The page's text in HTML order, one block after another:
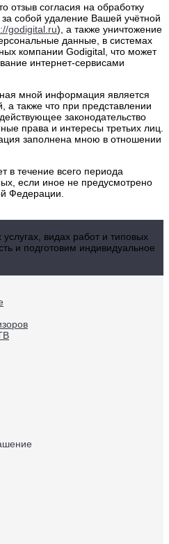
согласия на обработку
собой удаление Вашей учётной
godigital.ru), а также уничтожение
данные, в системах
компании Godigital, что может
интернет-сервисами
мной информация является
а также что при представлении
законодательство
права и интересы третьих лиц.
заполнена мною в отношении
в течение всего периода
если иное не предусмотрено
Федерации.
видах работ и типовых
и подготовим индивидуальное